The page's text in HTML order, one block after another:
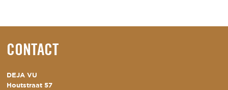
CONTACT
DEJA VU
Houtstraat 57